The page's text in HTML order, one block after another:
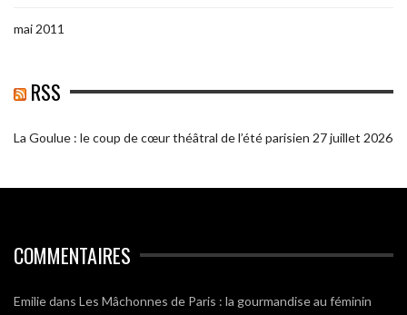
mai 2011
RSS
La Goulue : le coup de cœur théâtral de l’été parisien 27 juillet 2026
COMMENTAIRES
Emiliedans Les Mâchonnes de Paris : la gourmandise au féminin